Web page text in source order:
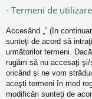
- Termeni de utilizare
Accesând „” (în
sunteţi de acord să
următorilor termeni.
rugăm să nu accesaţi şi/
oricând şi ne vom
aceşti termeni în mod
modificări sunteţi de